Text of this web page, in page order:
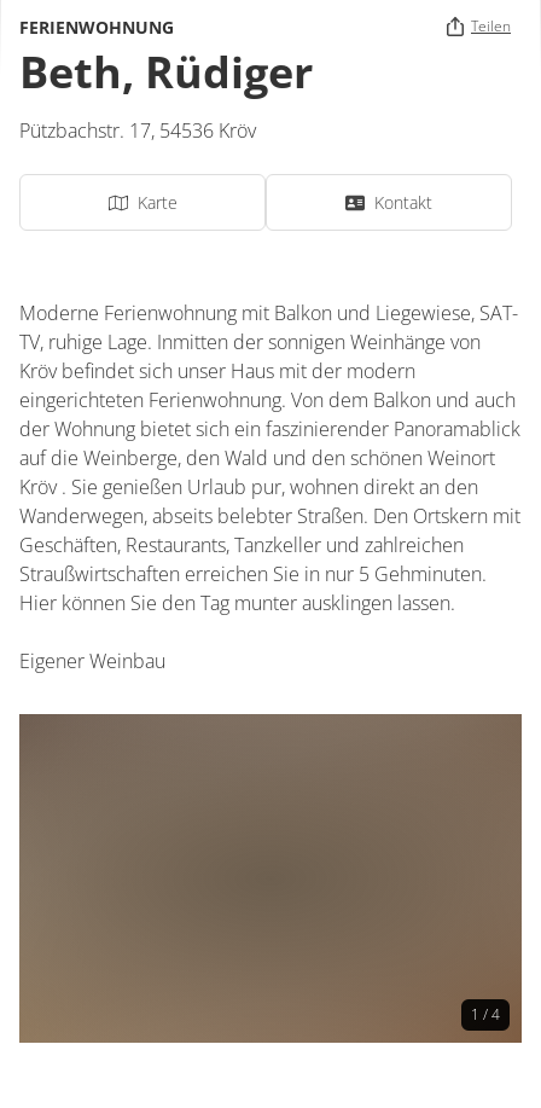
FERIENWOHNUNG Teilen
Beth, Rüdiger
Pützbachstr. 17, 54536 Kröv
Karte Kontakt
Moderne Ferienwohnung mit Balkon und Liegewiese, SAT-
TV, ruhige Lage. Inmitten der sonnigen Weinhänge von
Kröv befindet sich unser Haus mit der modern
eingerichteten Ferienwohnung. Von dem Balkon und auch
der Wohnung bietet sich ein faszinierender Panoramablick
auf die Weinberge, den Wald und den schönen Weinort
Kröv . Sie genießen Urlaub pur, wohnen direkt an den
Wanderwegen, abseits belebter Straßen. Den Ortskern mit
Geschäften, Restaurants, Tanzkeller und zahlreichen
Straußwirtschaften erreichen Sie in nur 5 Gehminuten.
Hier können Sie den Tag munter ausklingen lassen.
Eigener Weinbau
1 / 4